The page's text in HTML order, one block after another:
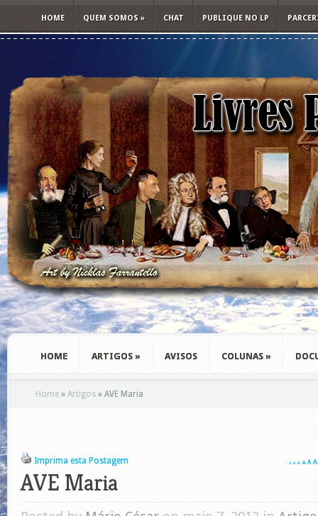
HOME QUEM SOMOS » CHAT PUBLIQUE NO LP
HOME ARTIGOS » AVISOS COLUNAS »
Home » Artigos » AVE Maria
Imprima esta Postagem A A A A A A A
AVE Maria